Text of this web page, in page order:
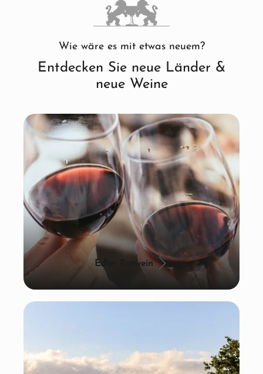
Wie wäre es mit etwas neuem?
Entdecken Sie neue Länder &
neue Weine
Edler Rotwein